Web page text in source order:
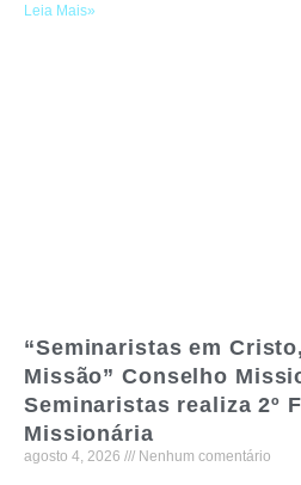
Leia Mais»
“Seminaristas em
Missão” Conselho
Seminaristas realiza 2º
Missionária
agosto 4, 2026 Nenhum comentário